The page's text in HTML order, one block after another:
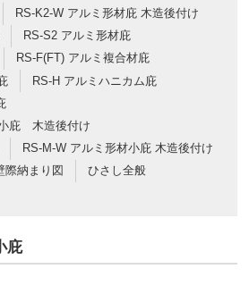
RS-K2-W アルミ形材庇 木造後付け
RS-S2 アルミ形材庇
RS-F(FT) アルミ複合材庇
RS-H アルミハニカム庇
庇 木造後付け
RS-M-W アルミ形材小庇 木造後付け
際納まり図
ひさし全般
庇